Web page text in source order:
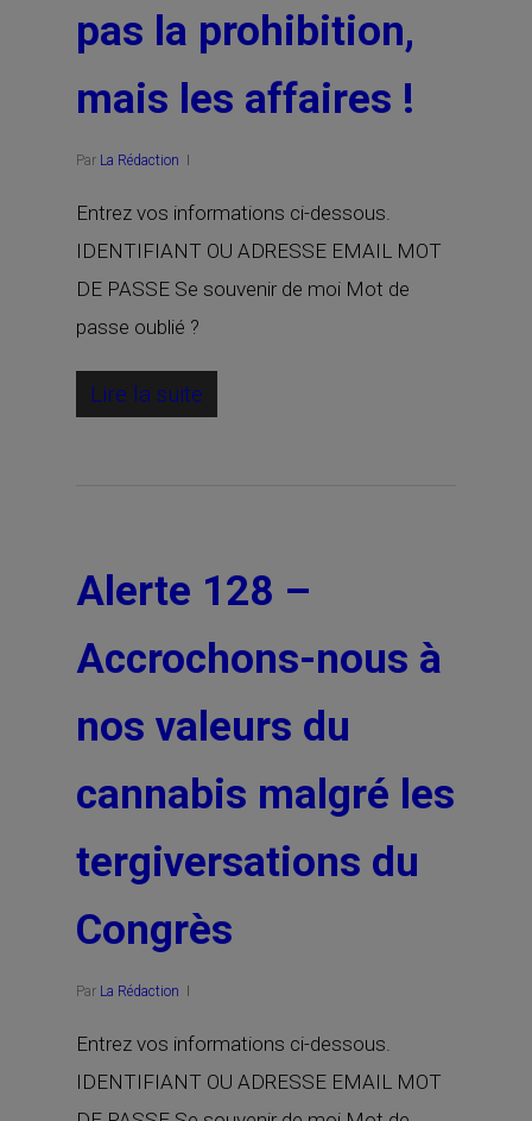
pas la prohibition,
mais les affaires !
Par La Rédaction
Entrez vos informations ci-dessous.
IDENTIFIANT OU ADRESSE EMAIL MOT
DE PASSE Se souvenir de moi Mot de
passe oublié ?
Lire la suite
Alerte 128 –
Accrochons-nous à
nos valeurs du
cannabis malgré les
tergiversations du
Congrès
Par La Rédaction
Entrez vos informations ci-dessous.
IDENTIFIANT OU ADRESSE EMAIL MOT